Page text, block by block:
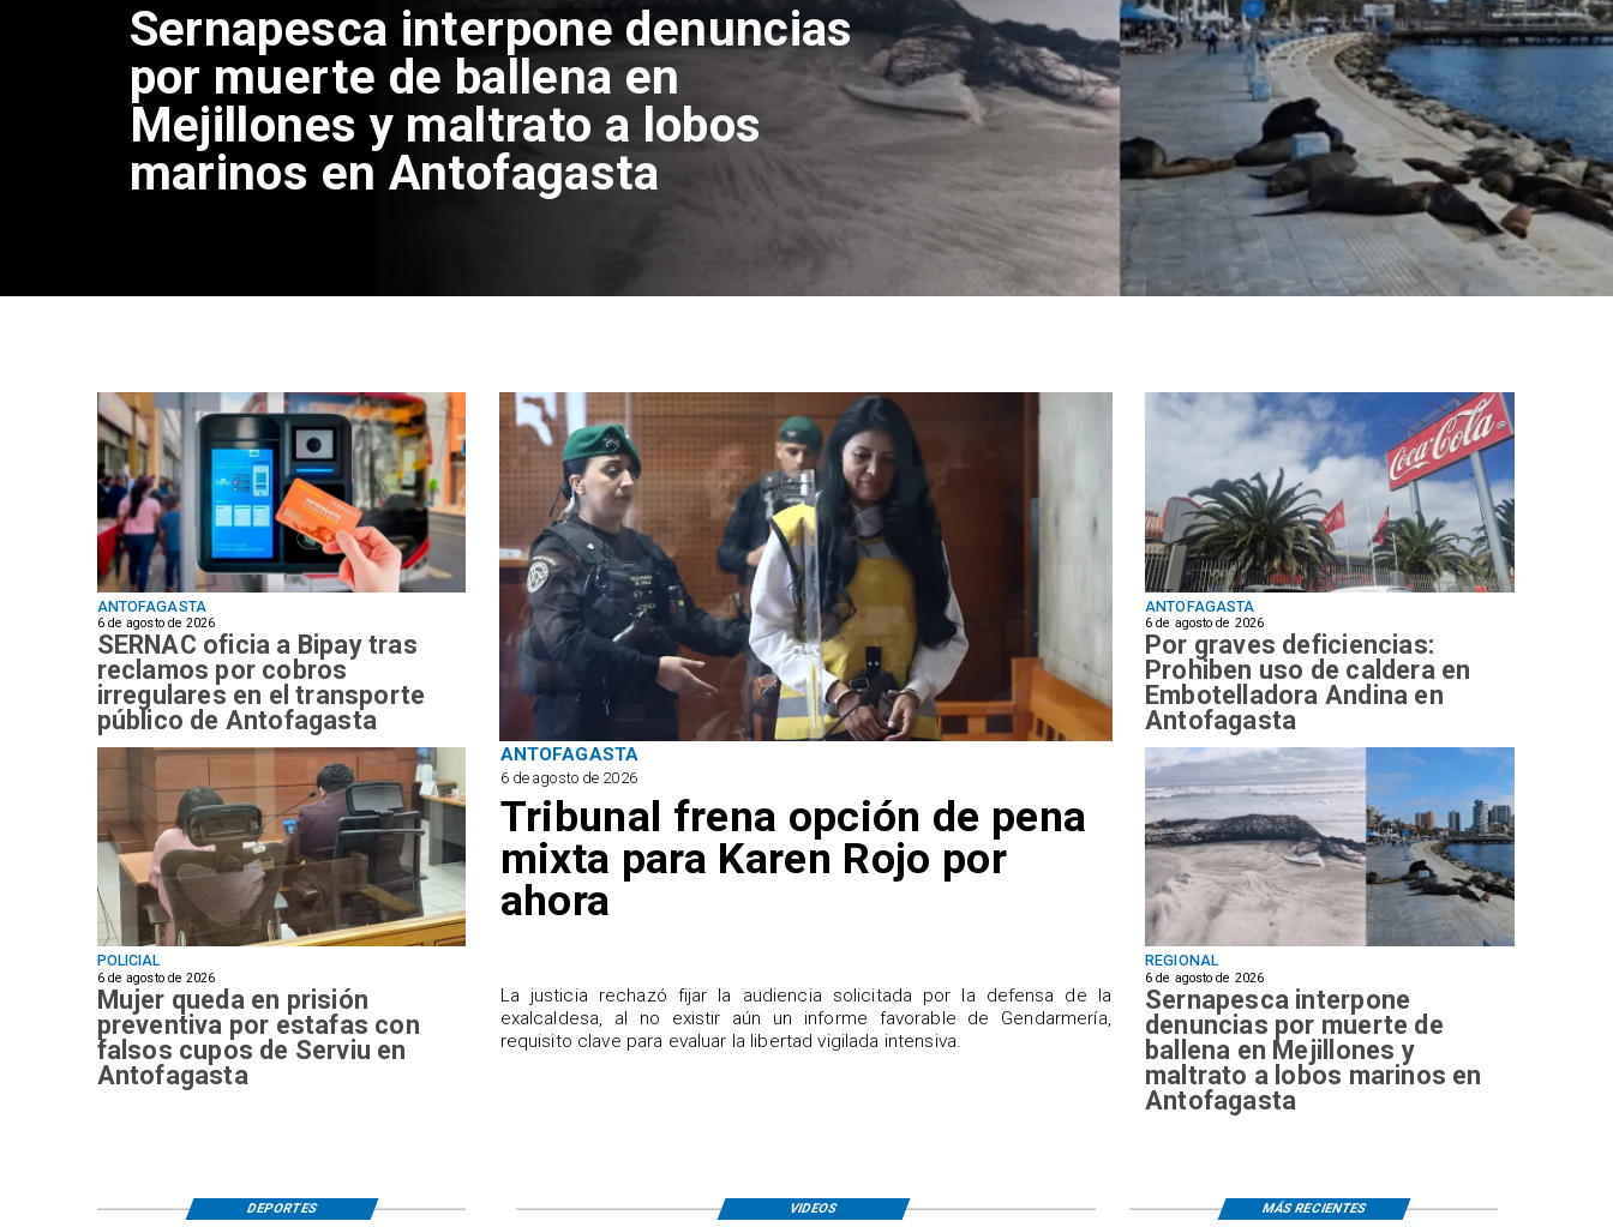
Sernapesca interpone denuncias
por muerte de ballena en
Mejillones y maltrato a lobos
marinos en Antofagasta
ANTOFAGASTA
6 de agosto de 2026
SERNAC oficia a Bipay tras
reclamos por cobros
irregulares en el transporte
público de Antofagasta
ANTOFAGASTA
6 de agosto de 2026
Tribunal frena opción de pena
mixta para Karen Rojo por
ahora
​La justicia rechazó fijar la audiencia solicitada por la defensa de la
exalcaldesa, al no existir aún un informe favorable de Gendarmería,
requisito clave para evaluar la libertad vigilada intensiva.
POLICIAL
6 de agosto de 2026
Mujer queda en prisión
preventiva por estafas con
falsos cupos de Serviu en
Antofagasta
ANTOFAGASTA
6 de agosto de 2026
Por graves deficiencias:
Prohiben uso de caldera en
Embotelladora Andina en
Antofagasta
REGIONAL
6 de agosto de 2026
Sernapesca interpone
denuncias por muerte de
ballena en Mejillones y
maltrato a lobos marinos en
Antofagasta
VIDEOS
DEPORTES MÁS RECIENTES